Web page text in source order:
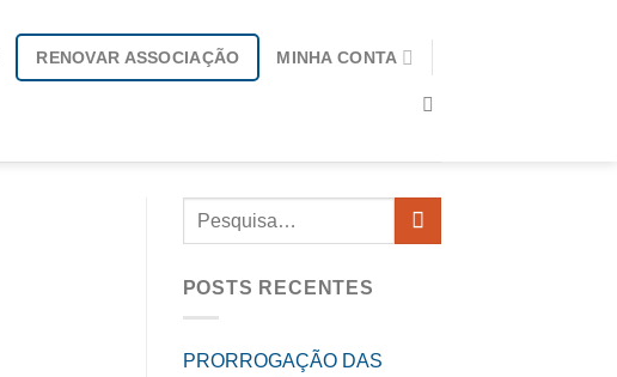
RENOVAR ASSOCIAÇÃO MINHA CONTA
POSTS RECENTES
PRORROGAÇÃO DAS